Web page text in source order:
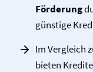
Förderung
günstige
Im Vergleich
bieten